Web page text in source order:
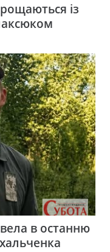
із
в останню